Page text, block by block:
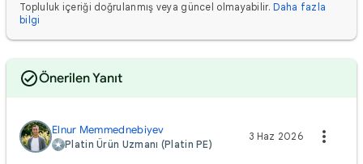
Topluluk içeriği doğrulanmış veya güncel olmayabilir. Daha fazla
bilgi
Önerilen Yanıt
Elnur Memmednebiyev
Platin Ürün Uzmanı (Platin PE)
3 Haz 2026